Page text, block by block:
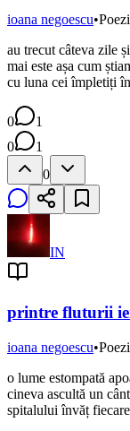
ioana negoescu•
au trecut câteva zile
mai este așa cum
cu luna cei împletiți
0
1
0
1
0
IN
printre fluturii
ioana negoescu•
o lume estompată
cineva ascultă un
spitalului învăț